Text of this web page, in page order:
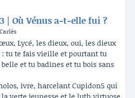
| Où Vénus a-t-elle fui ?
Lycé, les dieux, oui, les dieux
: tu te fais vieille et pourtant tu
et tu badines et tu bois sans
ivre, harcelant Cupidon5 qui